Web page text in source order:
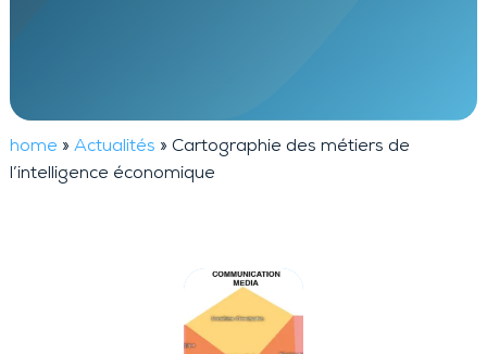
home » Actualités » Cartographie des métiers de
l’intelligence économique